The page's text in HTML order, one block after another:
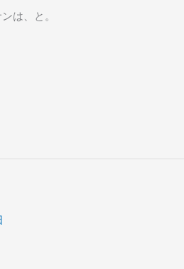
は、と。